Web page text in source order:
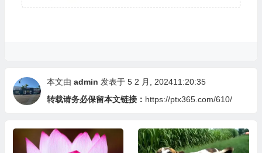
本文由 admin 发表于 5 2 月, 202411:20:35
转载请务必保留本文链接： https://ptx365.com/610/